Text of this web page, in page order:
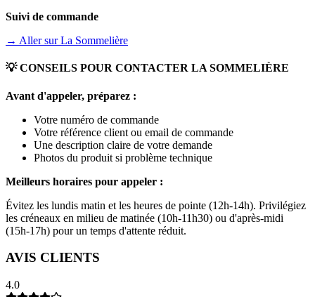
Suivi de commande
→ Aller surLa Sommelière
💡 CONSEILS POUR CONTACTER LA SOMMELIÈRE
Avant d'appeler, préparez :
Votre numéro de commande
Votre référence client ou email de commande
Une description claire de votre demande
Photos du produit si problème technique
Meilleurs horaires pour appeler :
Évitez les lundis matin et les heures de pointe (12h-14h). Privilégiez
les créneaux en milieu de matinée (10h-11h30) ou d'après-midi
(15h-17h) pour un temps d'attente réduit.
AVIS CLIENTS
4.0